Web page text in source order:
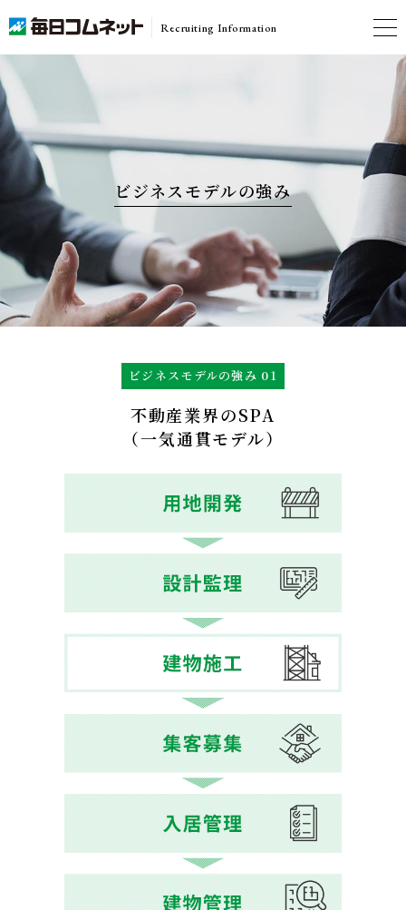
Recruiting Information
ビジネスモデルの強み
ビジネスモデルの強み 01
不動産業界のSPA
（一気通貫モデル）